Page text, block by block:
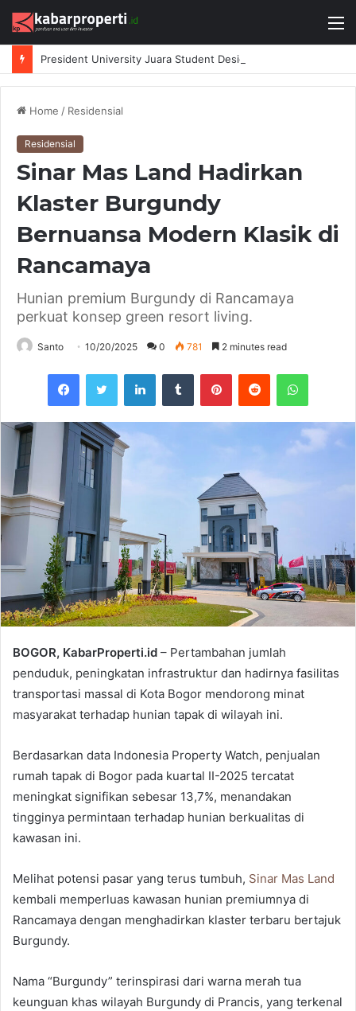
Home / Residensial
Residensial
Sinar Mas Land Hadirkan
Klaster Burgundy
Bernuansa Modern Klasik di
Rancamaya
Hunian premium Burgundy di Rancamaya
perkuat konsep green resort living.
Santo 10/20/2025 0 781 2 minutes read
FacebookTwitter LinkedInTumblr PinterestReddit
BOGOR, KabarProperti.id – Pertambahan jumlah
penduduk, peningkatan infrastruktur dan hadirnya fasilitas
transportasi massal di Kota Bogor mendorong minat
masyarakat terhadap hunian tapak di wilayah ini.
Berdasarkan data Indonesia Property Watch, penjualan
rumah tapak di Bogor pada kuartal II-2025 tercatat
meningkat signifikan sebesar 13,7%, menandakan
tingginya permintaan terhadap hunian berkualitas di
kawasan ini.
Melihat potensi pasar yang terus tumbuh, Sinar Mas Land
kembali memperluas kawasan hunian premiumnya di
Rancamaya dengan menghadirkan klaster terbaru bertajuk
Burgundy.
Nama “Burgundy” terinspirasi dari warna merah tua
keunguan khas wilayah Burgundy di Prancis, yang terkenal